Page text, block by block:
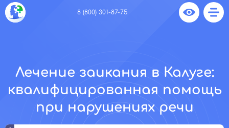
8 (800) 301-87-75
Лечение заикания в Калуге:
квалифицированная помощь
при нарушениях речи